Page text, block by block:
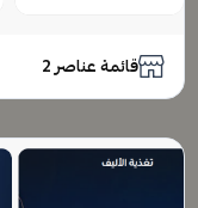
قائمة عناصر 2